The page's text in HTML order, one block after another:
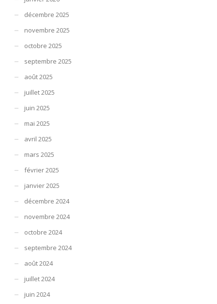
décembre 2025
novembre 2025
octobre 2025
septembre 2025
août 2025
juillet 2025
juin 2025
mai 2025
avril 2025
mars 2025
février 2025
janvier 2025
décembre 2024
novembre 2024
octobre 2024
septembre 2024
août 2024
juillet 2024
juin 2024